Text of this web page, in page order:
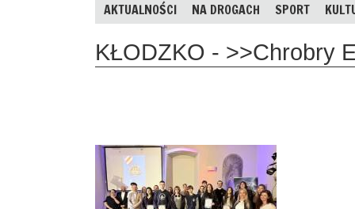
AKTUALNOŚCI NA DROGACH SPORT
KŁODZKO - >>Chrobry